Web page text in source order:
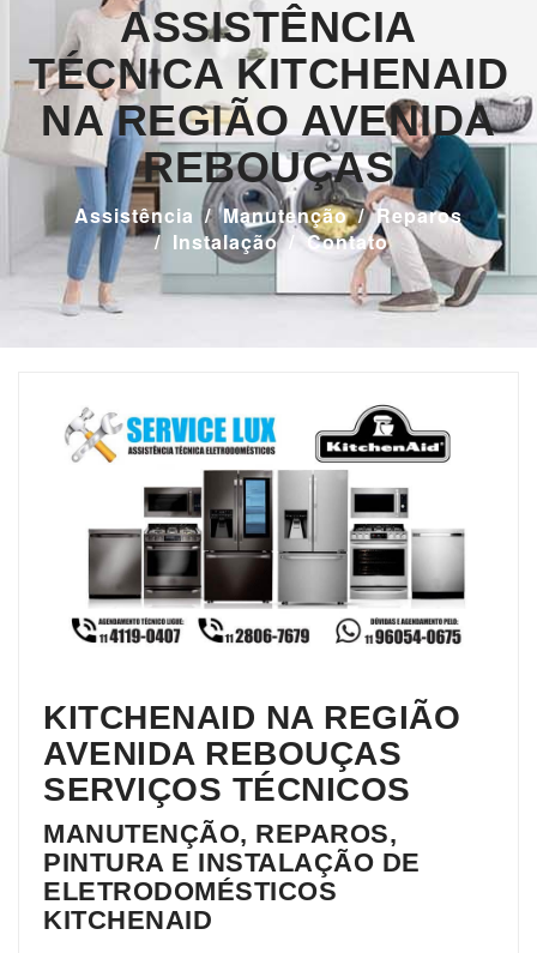
ASSISTÊNCIA
TÉCNICA KITCHENAID
NA REGIÃO AVENIDA
REBOUÇAS
Assistência Manutenção
Reparos
Instalação
Contato
KITCHENAID NA REGIÃO
AVENIDA REBOUÇAS
SERVIÇOS TÉCNICOS
MANUTENÇÃO, REPAROS,
PINTURA E INSTALAÇÃO DE
ELETRODOMÉSTICOS
KITCHENAID